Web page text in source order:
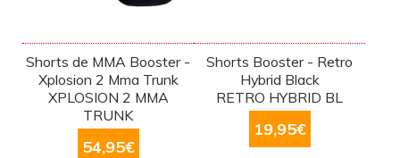
Shorts de MMA Booster -
Xplosion 2 Mma Trunk
XPLOSION 2 MMA
TRUNK
54,95€
Shorts Booster - Retro
Hybrid Black
RETRO HYBRID BL
19,95€